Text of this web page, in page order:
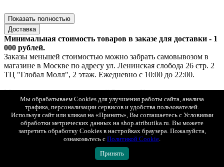
Показать полностью
Доставка
Минимальная стоимость товаров в заказе для доставки - 1
000 рублей.
Заказы меньшей стоимостью можно забрать самовывозом в
магазине в Москве по адресу ул. Ленинская слобода 26 стр. 2
ТЦ "Глобал Молл", 2 этаж. Ежедневно с 10:00 до 22:00.
Мы доставляем заказы по всей России, Казахстану и
Беларуси.
При оплате на сайте действует скидка 50 % на доставку.
При заказе от 15 000 рублей доставка - бесплатно.
Доставка по Москве
1. Самовывоз — ул. Ленинская слобода, 26, стр. 2, ТЦ «Глобал
Молл», 2 этаж (ежедневно с 10:00 до 22:00).
Мы обрабатываем Cookies для улучшения работы сайта, анализа
трафика, персонализации сервисов и удобства пользователей.
Используя сайт или кликая на «Принять», Вы соглашаетесь с Условиями
обработки метрических данных на shop.atributika.ru. Вы можете
запретить обработку Cookies в настройках браузера. Пожалуйста,
ознакомьтесь с Политикой Cookie.
Принять